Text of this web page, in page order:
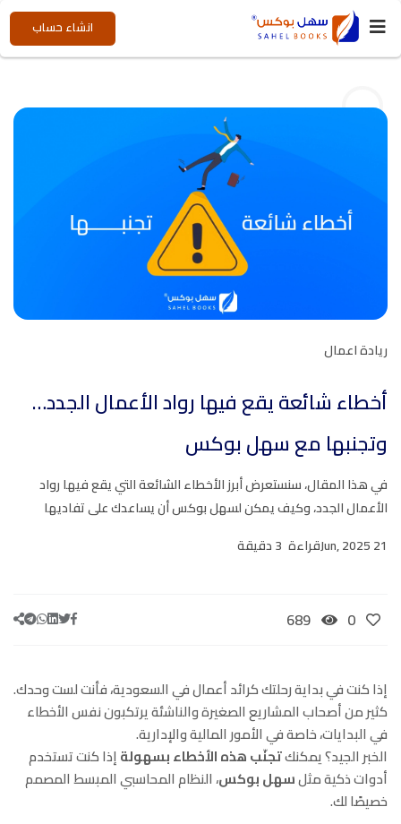
انشاء حساب
ريادة اعمال
أخطاء شائعة يقع فيها رواد الأعمال الجدد…
وتجنبها مع سهل بوكس
في هذا المقال، سنستعرض أبرز الأخطاء الشائعة التي يقع فيها رواد
الأعمال الجدد، وكيف يمكن لسهل بوكس أن يساعدك على تفاديها
21 Jun, 2025
قراءة 3 دقيقة
إذا كنت في بداية رحلتك كرائد أعمال في السعودية، فأنت لست وحدك.
كثير من أصحاب المشاريع الصغيرة والناشئة يرتكبون نفس الأخطاء
في البدايات، خاصة في الأمور المالية والإدارية.
الخبر الجيد؟ يمكنكتجنّب هذه الأخطاء بسهولةإذا كنت تستخدم
أدوات ذكية مثلسهل بوكس، النظام المحاسبي المبسط المصمم
خصيصًا لك.
0
689